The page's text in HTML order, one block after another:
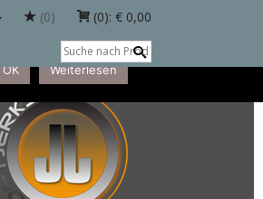
(0) (0): € 0,00
Cookies. Wenn Sie die Website weiter
von Ihrem Einverständnis aus.
OK
Weiterlesen